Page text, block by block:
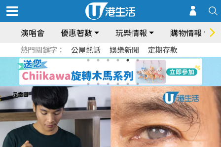
演唱會 優惠著數 玩樂情報 購物情報
熱門關鍵字： 公屋熱話 娛樂新聞 定期存款